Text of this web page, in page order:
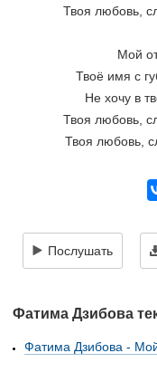
Твоя любовь,
Мой
Твоё имя с
Не хочу в
Твоя любовь,
Твоя любовь,
Послушать
Фатима Дзибова
Фатима Дзибова -